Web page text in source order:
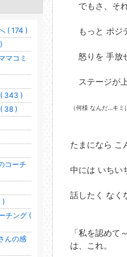
でもさ、そ
もっと ポジ
怒りを 手放
ステージが
（何様 なんだ…キミ
たまになら こ
中には いちい
話したく なく
「私を認めて
は、これ。
( 174 )
マコミ
343 )
38 )
コーチ
)
チング (
んの感